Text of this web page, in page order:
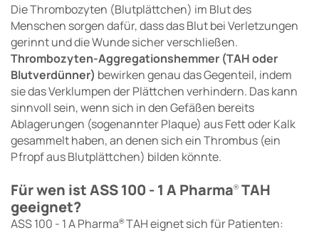
Die Thrombozyten (Blutplättchen) im Blut des
Menschen sorgen dafür, dass das Blut bei Verletzungen
gerinnt und die Wunde sicher verschließen.
Thrombozyten-Aggregationshemmer (TAH oder
Blutverdünner) bewirken genau das Gegenteil, indem
sie das Verklumpen der Plättchen verhindern. Das kann
sinnvoll sein, wenn sich in den Gefäßen bereits
Ablagerungen (sogenannter Plaque) aus Fett oder Kalk
gesammelt haben, an denen sich ein Thrombus (ein
Pfropf aus Blutplättchen) bilden könnte.
Für wen ist ASS 100 - 1 A Pharma®TAH
geeignet?
ASS 100 - 1 A Pharma®TAH eignet sich für Patienten: